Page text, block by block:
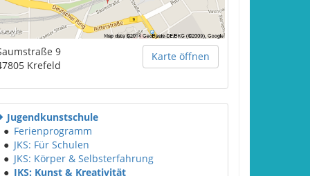
Karte öffnen
9
Krefeld
Jugendkunstschule
● Ferienprogramm
● JKS: Für Schulen
● JKS: Körper & Selbsterfahrung
● JKS: Kunst & Kreativität